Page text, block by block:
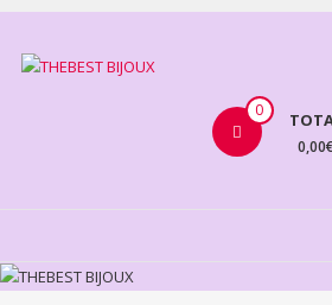
Aller
contenu
0
0,00€